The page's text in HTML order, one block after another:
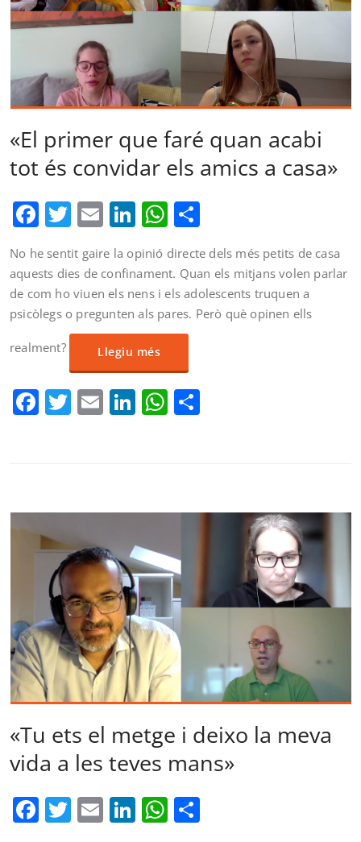
«El primer que faré quan acabi
tot és convidar els amics a casa»
Facebook
Twitter
EmailLinkedIn
WhatsApp
No he sentit gaire la opinió directe dels més petits de casa
aquests dies de confinament. Quan els mitjans volen parlar
de com ho viuen els nens i els adolescents truquen a
psicòlegs o pregunten als pares. Però què opinen ells
realment? Llegiu més
Facebook
Twitter
EmailLinkedIn
WhatsApp
«Tu ets el metge i deixo la meva
vida a les teves mans»
Facebook
Twitter
EmailLinkedIn
WhatsApp